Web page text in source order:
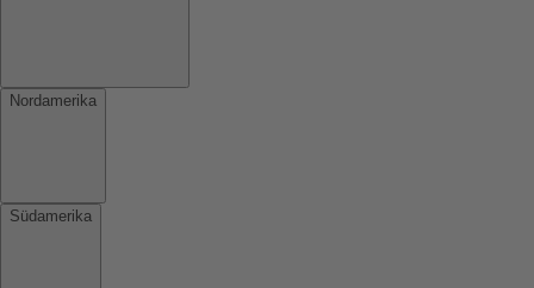
Nordamerika
Südamerika